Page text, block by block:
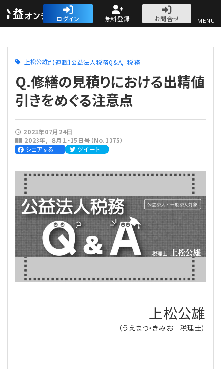
公益・一般法人オ
ログイン 無料登録
お問合せ
人気記事
法人運営
法人運営
理事会
評議員会・社員総会
理事・監事
評議員
会計・税務
会計・税務
定期提出書類
会計処理
寄附
労務
労務
労務管理
給与計算
利益相反取引
経営
連載
【連載】これからの時代の資産運用
MENU
上松公雄 【連載】公益法人税務Q&A 税務
Q.修繕の見積りにおける出精値
引きをめぐる注意点
2023年07月24日
2023年
８月１・15日号（No.1075）
シェアする
ツイート
上松公雄
（うえまつ・きみお 税理士）